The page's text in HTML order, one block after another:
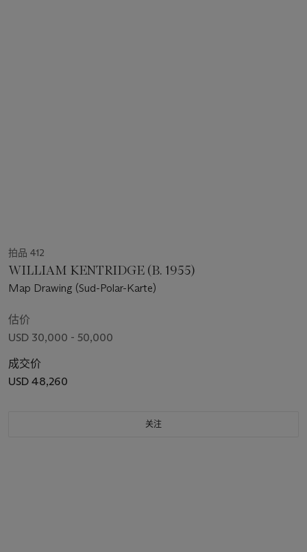
拍品 412
WILLIAM KENTRIDGE (B. 1955)
Map Drawing (Sud-Polar-Karte)
估价
USD 30,000 - 50,000
成交价
USD 48,260
关注